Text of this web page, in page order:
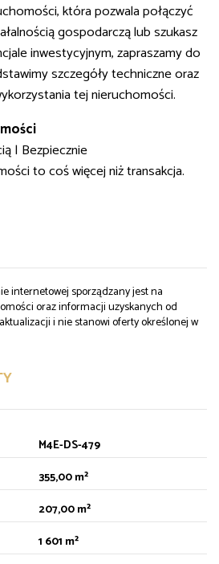
która pozwala połączyć
gospodarczą lub szukasz
inwestycyjnym, zapraszamy do
szczegóły techniczne oraz
tej nieruchomości.
| Bezpiecznie
to coś więcej niż transakcja.
internetowej sporządzany jest na
oraz informacji uzyskanych od
i nie stanowi oferty określonej w
M4E-DS-479
355,00 m²
207,00 m²
1 601 m²